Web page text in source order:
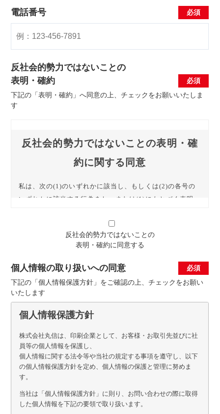
電話番号
反社会的勢力ではないことの
表明・確約
下記の「表明・確約」へ同意の上、チェックをお願いいたしま
す
反社会的勢力ではないことの
表明・確約に同意する
個人情報の取り扱いへの同意
下記の「個人情報保護方針」をご確認の上、チェックをお願い
いたします